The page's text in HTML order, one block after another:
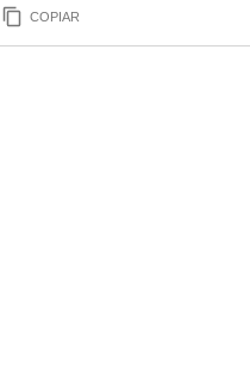
COPIAR